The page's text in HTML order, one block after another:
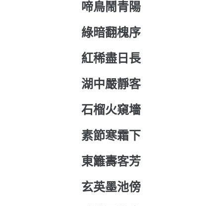
啼鳥鬧青陽
綠暗翻槐序
紅稀盡日長
湖中嚴靜客
石榴火窺墻
素節寒霜下
東籬夀客芳
玄英墨池傍